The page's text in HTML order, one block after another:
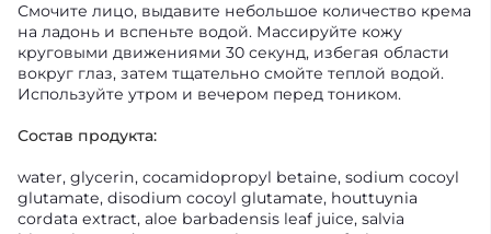
Смочите лицо, выдавите небольшое количество крема
на ладонь и вспеньте водой. Массируйте кожу
круговыми движениями 30 секунд, избегая области
вокруг глаз, затем тщательно смойте теплой водой.
Используйте утром и вечером перед тоником.
Состав продукта:
water, glycerin, cocamidopropyl betaine, sodium cocoyl
glutamate, disodium cocoyl glutamate, houttuynia
cordata extract, aloe barbadensis leaf juice, salvia